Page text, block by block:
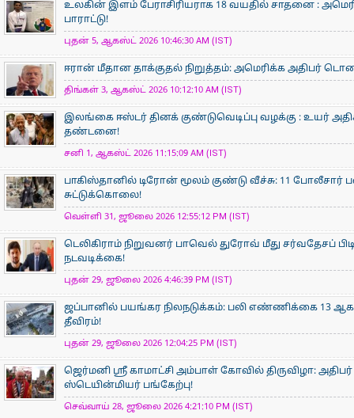
உலகின் இளம் பேராசிரிய​ராக 18 வயதில் சாதனை :
பாராட்டு!
புதன் 5, ஆகஸ்ட் 2026 10:46:30 AM (IST)
ஈரான் மீதான தாக்குதல் நிறுத்தம்: அமெரிக்க அதிபர்
திங்கள் 3, ஆகஸ்ட் 2026 10:12:10 AM (IST)
இலங்கை ஈஸ்டர் தினக் குண்டுவெடிப்பு வழக்கு : உயர்
தண்டனை!
சனி 1, ஆகஸ்ட் 2026 11:15:09 AM (IST)
பாகிஸ்தானில் டிரோன் மூலம் குண்டு வீச்சு: 11 போலீசார்
சுட்டுக்கொலை!
வெள்ளி 31, ஜூலை 2026 12:55:12 PM (IST)
டெலிகிராம் நிறுவனர் பாவெல் துரோவ் மீது சர்வதேசப்
நடவடிக்கை!
புதன் 29, ஜூலை 2026 4:46:39 PM (IST)
ஜப்பானில் பயங்கர நிலநடுக்கம்: பலி எண்ணிக்கை 13 ஆக
தீவிரம்!
புதன் 29, ஜூலை 2026 12:04:25 PM (IST)
ஜெர்மனி ஸ்ரீ காமாட்சி அம்பாள் கோவில் திருவிழா:
ஸ்டெயின்மியர் பங்கேற்பு!
செவ்வாய் 28, ஜூலை 2026 4:21:10 PM (IST)